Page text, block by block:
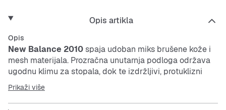
Opis artikla
Opis
New Balance 2010spaja udoban miks brušene kože i
mesh materijala. Prozračna unutarnja podloga održava
ugodnu klimu za stopala, dok te izdržljivi, protuklizni
potplat drži stabilnim cijeli dan.
Prikaži više